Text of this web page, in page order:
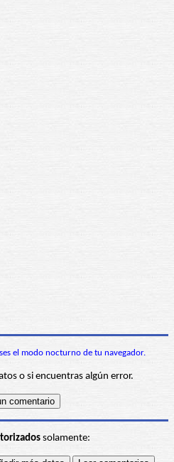
el modo nocturno de tu navegador.
o si encuentras algún error.
solamente: